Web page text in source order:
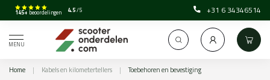
145+ beoordelingen 4.5/5 +31 6 34346514
MENU
Home | Kabels en kilometertellers | Toebehoren en bevestiging